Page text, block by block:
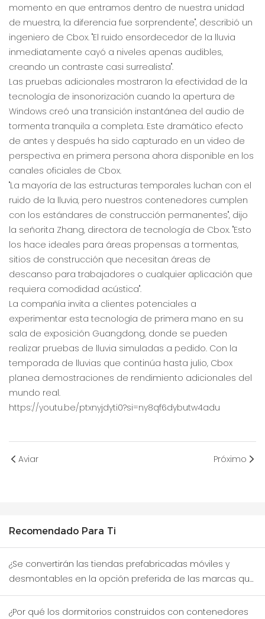
momento en que entramos dentro de nuestra unidad
de muestra, la diferencia fue sorprendente", describió un
ingeniero de Cbox. "El ruido ensordecedor de la lluvia
inmediatamente cayó a niveles apenas audibles,
creando un contraste casi surrealista".
Las pruebas adicionales mostraron la efectividad de la
tecnología de insonorización cuando la apertura de
Windows creó una transición instantánea del audio de
tormenta tranquila a completa. Este dramático efecto
de antes y después ha sido capturado en un video de
perspectiva en primera persona ahora disponible en los
canales oficiales de Cbox.
"La mayoría de las estructuras temporales luchan con el
ruido de la lluvia, pero nuestros contenedores cumplen
con los estándares de construcción permanentes", dijo
la señorita Zhang, directora de tecnología de Cbox. "Esto
los hace ideales para áreas propensas a tormentas,
sitios de construcción que necesitan áreas de
descanso para trabajadores o cualquier aplicación que
requiera comodidad acústica".
La compañía invita a clientes potenciales a
experimentar esta tecnología de primera mano en su
sala de exposición Guangdong, donde se pueden
realizar pruebas de lluvia simuladas a pedido. Con la
temporada de lluvias que continúa hasta julio, Cbox
planea demostraciones de rendimiento adicionales del
mundo real.
https://youtu.be/ptxnyjdyti0?si=ny8qf6dybutw4adu
Aviar Próximo
Recomendado Para Ti
¿Se convertirán las tiendas prefabricadas móviles y
desmontables en la opción preferida de las marcas que
prueban nuevos distritos comerciales?
¿Por qué los dormitorios construidos con contenedores